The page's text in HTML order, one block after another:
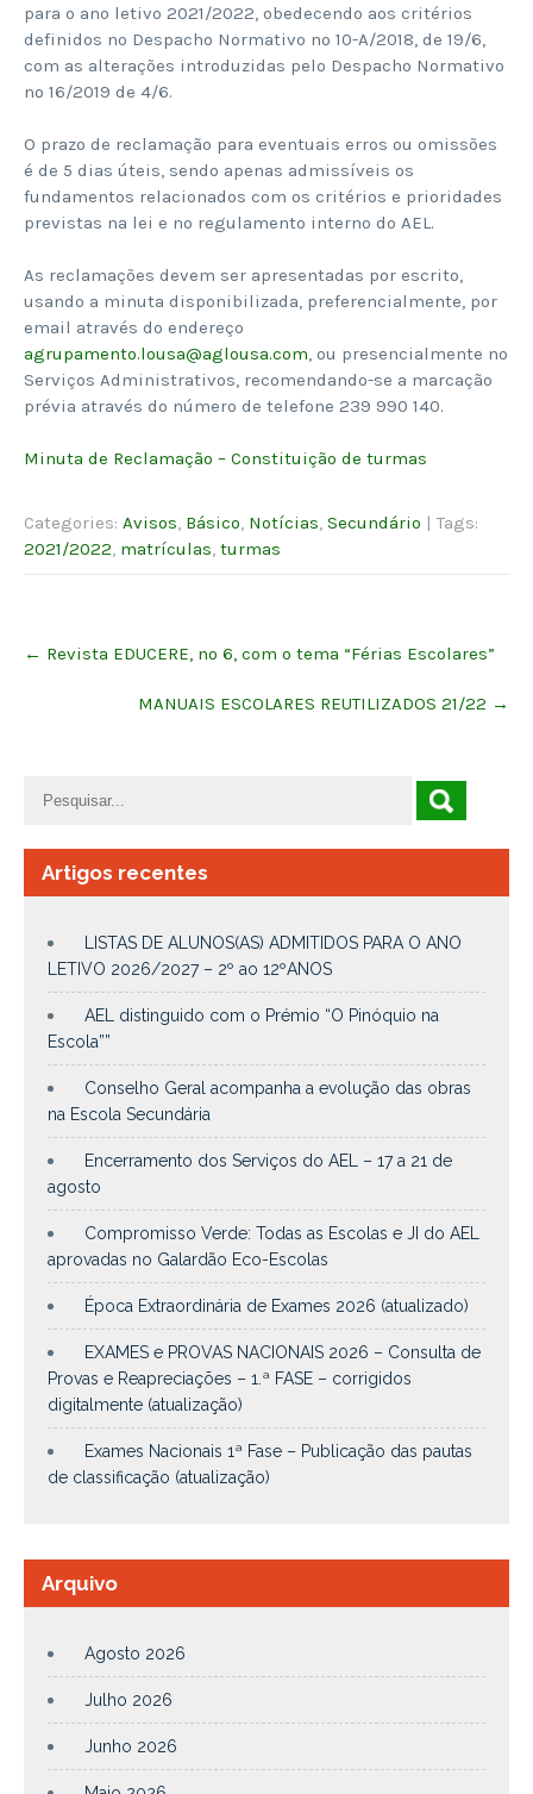
para o ano letivo 2021/2022, obedecendo aos critérios
definidos no Despacho Normativo nº 10-A/2018, de 19/6,
com as alterações introduzidas pelo Despacho Normativo
nº 16/2019 de 4/6.
O prazo de reclamação para eventuais erros ou omissões
é de 5 dias úteis, sendo apenas admissíveis os
fundamentos relacionados com os critérios e prioridades
previstas na lei e no regulamento interno do AEL.
As reclamações devem ser apresentadas por escrito,
usando a minuta disponibilizada, preferencialmente, por
email através do endereço
agrupamento.lousa@aglousa.com , ou presencialmente no
Serviços Administrativos, recomendando-se a marcação
prévia através do número de telefone 239 990 140.
Minuta de Reclamação – Constituição de turmas
Categories: Avisos Básico Notícias Secundário | Tags:
2021/2022 matrículas turmas
navigation
← Revista EDUCERE, nº 6, com o tema “Férias Escolares”
MANUAIS ESCOLARES REUTILIZADOS 21/22 →
Artigos recentes
LISTAS DE ALUNOS(AS) ADMITIDOS PARA O ANO
LETIVO 2026/2027 – 2º ao 12ºANOS
AEL distinguido com o Prémio “O Pinóquio na
Escola””
Conselho Geral acompanha a evolução das obras
na Escola Secundária
Encerramento dos Serviços do AEL – 17 a 21 de
agosto
Compromisso Verde: Todas as Escolas e JI do AEL
aprovadas no Galardão Eco-Escolas
Época Extraordinária de Exames 2026 (atualizado)
EXAMES e PROVAS NACIONAIS 2026 – Consulta de
Provas e Reapreciações – 1.ª FASE – corrigidos
digitalmente (atualização)
Exames Nacionais 1ª Fase – Publicação das pautas
de classificação (atualização)
Arquivo
Agosto 2026
Julho 2026
Junho 2026